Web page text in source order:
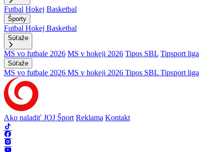
Futbal Hokej Basketbal
Športy
Futbal Hokej Basketbal
Súťaže
MS vo futbale 2026 MS v hokeji 2026 Tipos SBL Tipsport liga
Súťaže
MS vo futbale 2026 MS v hokeji 2026 Tipos SBL Tipsport liga
Ako naladiť JOJ Šport Reklama Kontakt